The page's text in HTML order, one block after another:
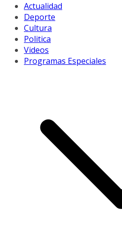
Actualidad
Deporte
Cultura
Politica
Videos
Programas Especiales